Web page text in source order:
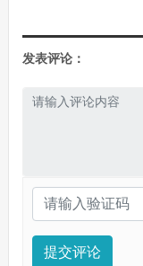
发表评论：
提交评论